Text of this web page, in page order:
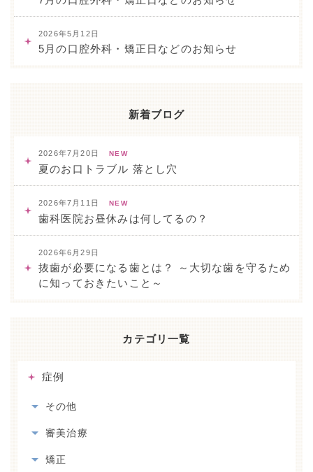
2026年5月12日
5月の口腔外科・矯正日などのお知らせ
新着ブログ
2026年7月20日 NEW
夏のお口トラブル 落とし穴
2026年7月11日 NEW
歯科医院お昼休みは何してるの？
2026年6月29日
抜歯が必要になる歯とは？ ～大切な歯を守るため
に知っておきたいこと～
カテゴリ一覧
症例
その他
審美治療
矯正